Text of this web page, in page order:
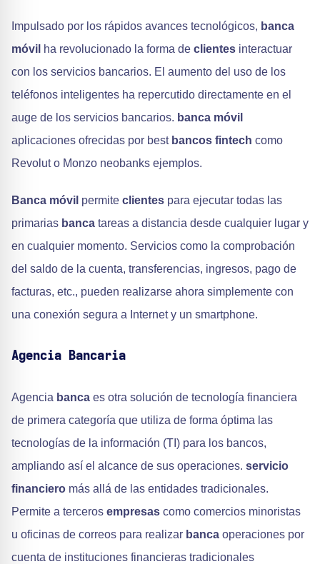
Impulsado por los rápidos avances tecnológicos, banca
móvil ha revolucionado la forma de clientes interactuar
con los servicios bancarios. El aumento del uso de los
teléfonos inteligentes ha repercutido directamente en el
auge de los servicios bancarios. banca móvil
aplicaciones ofrecidas por best bancos fintech como
Revolut o Monzo neobanks ejemplos.
Banca móvil permite clientes para ejecutar todas las
primarias banca tareas a distancia desde cualquier lugar y
en cualquier momento. Servicios como la comprobación
del saldo de la cuenta, transferencias, ingresos, pago de
facturas, etc., pueden realizarse ahora simplemente con
una conexión segura a Internet y un smartphone.
Agencia Bancaria
Agencia banca es otra solución de tecnología financiera
de primera categoría que utiliza de forma óptima las
tecnologías de la información (TI) para los bancos,
ampliando así el alcance de sus operaciones. servicio
financiero más allá de las entidades tradicionales.
Permite a terceros empresas como comercios minoristas
u oficinas de correos para realizar banca operaciones por
cuenta de instituciones financieras tradicionales